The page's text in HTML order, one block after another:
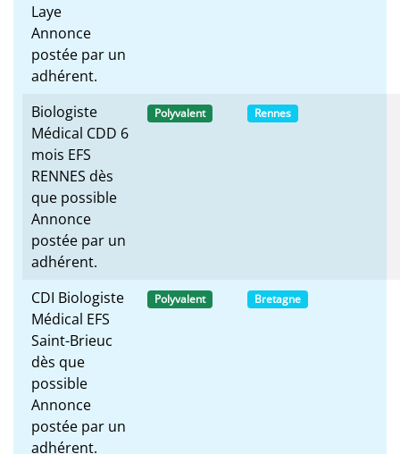
Laye
Annonce
postée par un
adhérent.
Biologiste
Médical CDD 6
mois EFS
RENNES dès
que possible
Annonce
postée par un
adhérent.
Polyvalent Rennes
CDI Biologiste
Médical EFS
Saint-Brieuc
dès que
possible
Annonce
postée par un
adhérent.
Polyvalent Bretagne